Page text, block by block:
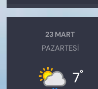
23 MART
PAZARTESI
7°